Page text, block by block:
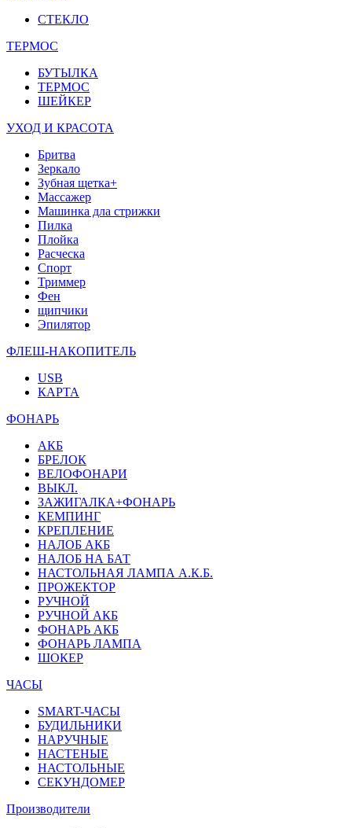
СТЕКЛО
ТЕРМОС
БУТЫЛКА
ТЕРМОС
ШЕЙКЕР
УХОД И КРАСОТА
Бритва
Зеркало
Зубная щетка+
Массажер
Машинка дла стрижки
Пилка
Плойка
Расческа
Спорт
Триммер
Фен
щипчики
Эпилятор
ФЛЕШ-НАКОПИТЕЛЬ
USB
КАРТА
ФОНАРЬ
АКБ
БРЕЛОК
ВЕЛОФОНАРИ
ВЫКЛ.
ЗАЖИГАЛКА+ФОНАРЬ
КЕМПИНГ
КРЕПЛЕНИЕ
НАЛОБ АКБ
НАЛОБ НА БАТ
НАСТОЛЬНАЯ ЛАМПА А.К.Б.
ПРОЖЕКТОР
РУЧНОЙ
РУЧНОЙ АКБ
ФОНАРЬ АКБ
ФОНАРЬ ЛАМПА
ШОКЕР
ЧАСЫ
SMART-ЧАСЫ
БУДИЛЬНИКИ
НАРУЧНЫЕ
НАСТЕНЫЕ
НАСТОЛЬНЫЕ
СЕКУНДОМЕР
Производители